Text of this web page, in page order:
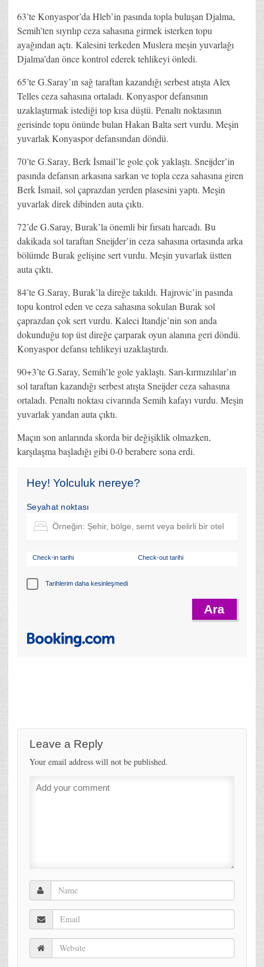
63’te Konyaspor’da Hleb’in pasında topla buluşan Djalma,
Semih’ten sıyrılıp ceza sahasına girmek isterken topu
ayağından açtı. Kalesini terkeden Muslera meşin yuvarlağı
Djalma’dan önce kontrol ederek tehlikeyi önledi.
65’te G.Saray’ın sağ taraftan kazandığı serbest atışta Alex
Telles ceza sahasına ortaladı. Konyaspor defansının
uzaklaştırmak istediği top kısa düştü. Penaltı noktasının
gerisinde topu önünde bulan Hakan Balta sert vurdu. Meşin
yuvarlak Konyaspor defansından döndü.
70’te G.Saray, Berk İsmail’le gole çok yaklaştı. Sneijder’in
pasında defansın arkasına sarkan ve topla ceza sahasına giren
Berk İsmail, sol çaprazdan yerden plasesini yaptı. Meşin
yuvarlak direk dibinden auta çıktı.
72’de G.Saray, Burak’la önemli bir fırsatı harcadı. Bu
dakikada sol taraftan Sneijder’in ceza sahasına ortasında arka
bölümde Burak gelişine sert vurdu. Meşin yuvarlak üstten
auta çıktı.
84’te G.Saray, Burak’la direğe takıldı. Hajrovic’in pasında
topu kontrol eden ve ceza sahasına sokulan Burak sol
çaprazdan çok sert vurdu. Kaleci Itandje’nin son anda
dokunduğu top üst direğe çarparak oyun alanına geri döndü.
Konyaspor defansı tehlikeyi uzaklaştırdı.
90+3’te G.Saray, Semih’le gole yaklaştı. Sarı-kırmızılılar’ın
sol taraftan kazandığı serbest atışta Sneijder ceza sahasına
ortaladı. Penaltı noktası civarında Semih kafayı vurdu. Meşin
yuvarlak yandan auta çıktı.
Maçın son anlarında skorda bir değişiklik olmazken,
karşılaşma başladığı gibi 0-0 berabere sona erdi.
Hey! Yolculuk nereye?
Seyahat noktası
Check-in tarihi Check-out tarihi
Tarihlerim daha kesinleşmedi
Leave a Reply
Your email address will not be published.